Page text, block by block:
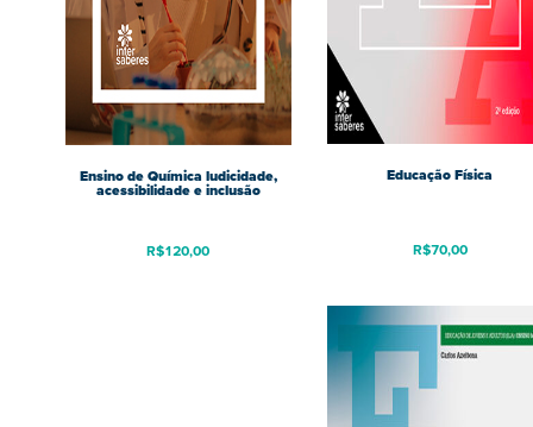
Ensino de Química ludicidade,
acessibilidade e inclusão
R$120,00
Educação Física
R$70,00